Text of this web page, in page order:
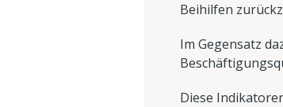
Beihilfen
Im Gegensatz
Diese